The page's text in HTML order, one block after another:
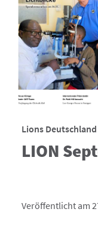
Lions Deutschland
LION
Veröffentlicht am